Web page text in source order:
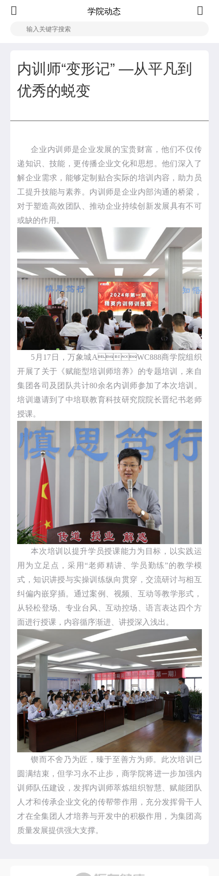
学院动态
内训师“变形记” —从平凡到
优秀的蜕变
企业内训师是企业发展的宝贵财富，他们不仅传
递知识、技能，更传播企业文化和思想。他们深入了
解企业需求，能够定制贴合实际的培训内容，助力员
工提升技能与素养。内训师是企业内部沟通的桥梁，
对于塑造高效团队、推动企业持续创新发展具有不可
或缺的作用。
5月17日，万象城AWC888商学院组织
开展了关于《赋能型培训师培养》的专题培训，来自
集团各司及团队共计80余名内训师参加了本次培训。
培训邀请到了中培联教育科技研究院院长晋纪书老师
授课。
本次培训以提升学员授课能力为目标，以实践运
用为立足点，采用“老师精讲、学员勤练”的教学模
式，知识讲授与实操训练纵向贯穿，交流研讨与相互
纠偏内嵌穿插。通过案例、视频、互动等教学形式，
从轻松登场、专业台风、互动控场、语言表达四个方
面进行授课，内容循序渐进、讲授深入浅出。
锲而不舍乃为匠，臻于至善方为师。此次培训已
圆满结束，但学习永不止步，商学院将进一步加强内
训师队伍建设，发挥内训师萃炼组织智慧、赋能团队
人才和传承企业文化的传帮带作用，充分发挥骨干人
才在全集团人才培养与开发中的积极作用，为集团高
质量发展提供强大支撑。